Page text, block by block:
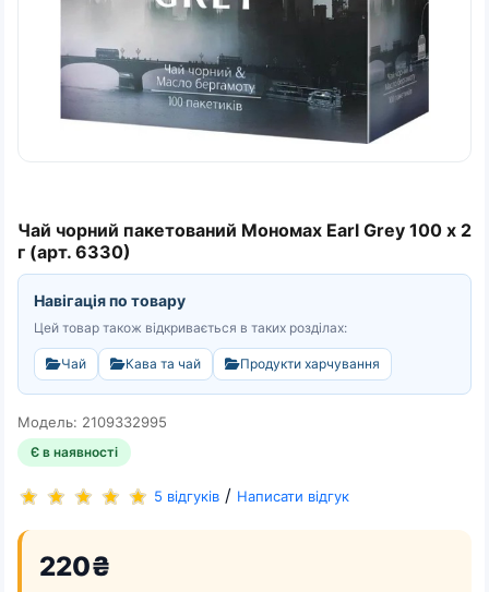
Чай чорний пакетований Мономах Earl Grey 100 х 2
г (арт. 6330)
Навігація по товару
Цей товар також відкривається в таких розділах:
Чай Кава та чай Продукти харчування
Модель: 2109332995
Є в наявності
5 відгуків / Написати відгук
220₴